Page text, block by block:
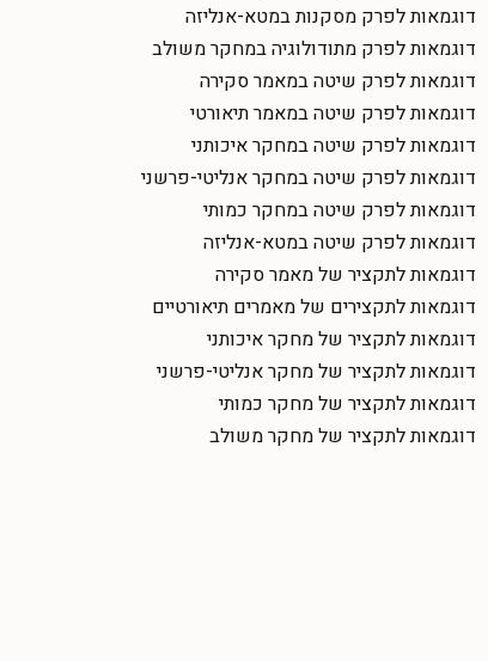
דוגמאות לפרק מסקנות במטא-אנליזה
דוגמאות לפרק מתודולוגיה במחקר משולב
דוגמאות לפרק שיטה במאמר סקירה
דוגמאות לפרק שיטה במאמר תיאורטי
דוגמאות לפרק שיטה במחקר איכותני
דוגמאות לפרק שיטה במחקר אנליטי-פרשני
דוגמאות לפרק שיטה במחקר כמותי
דוגמאות לפרק שיטה במטא-אנליזה
דוגמאות לתקציר של מאמר סקירה
דוגמאות לתקצירים של מאמרים תיאורטיים
דוגמאות לתקציר של מחקר איכותני
דוגמאות לתקציר של מחקר אנליטי-פרשני
דוגמאות לתקציר של מחקר כמותי
דוגמאות לתקציר של מחקר משולב